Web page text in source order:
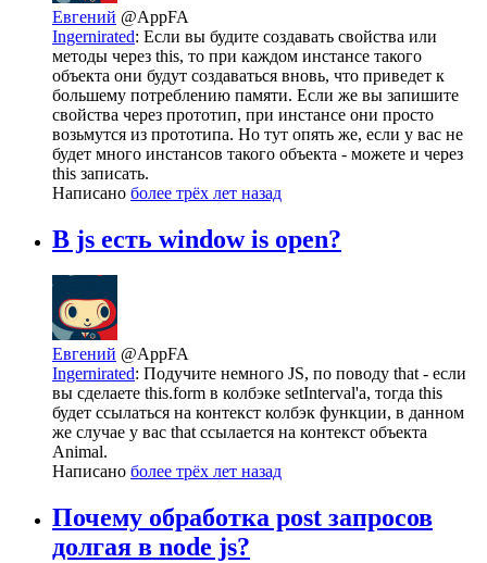
Евгений @AppFA
Ingernirated: Если вы будите создавать свойства или
методы через this, то при каждом инстансе такого
объекта они будут создаваться вновь, что приведет к
большему потреблению памяти. Если же вы запишите
свойства через прототип, при инстансе они просто
возьмутся из прототипа. Но тут опять же, если у вас не
будет много инстансов такого объекта - можете и через
this записать.
Написано более трёх лет назад
В js есть window is open?
Евгений @AppFA
Ingernirated: Подучите немного JS, по поводу that - если
вы сделаете this.form в колбэке setInterval'а, тогда this
будет ссылаться на контекст колбэк функции, в данном
же случае у вас that ссылается на контекст объекта
Animal.
Написано более трёх лет назад
Почему обработка post запросов
долгая в node js?